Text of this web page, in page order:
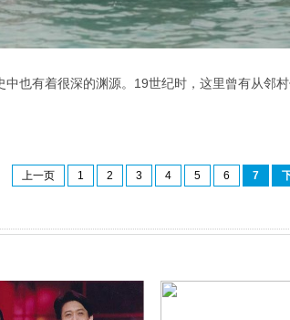
中也有着很深的渊源。19世纪时，这里曾有从邻
上一页 1 2 3 4 5 6 7